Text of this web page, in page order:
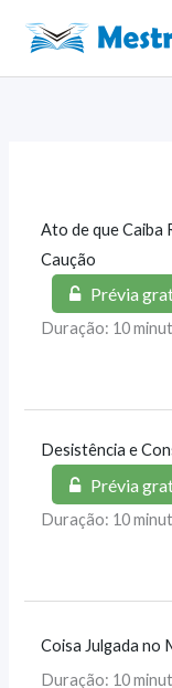
para
o
Ato de que Caiba
Caução
Prévia
Duração: 10
Desistência e
Prévia
Duração: 10
Coisa Julgada no
Duração: 10